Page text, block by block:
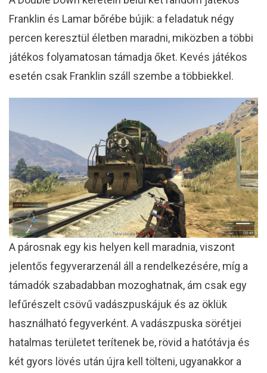
Franklin és Lamar bőrébe bújik: a feladatuk négy
percen keresztül életben maradni, miközben a többi
játékos folyamatosan támadja őket. Kevés játékos
esetén csak Franklin száll szembe a többiekkel.
A párosnak egy kis helyen kell maradnia, viszont
jelentős fegyverarzenál áll a rendelkezésére, míg a
támadók szabadabban mozoghatnak, ám csak egy
lefűrészelt csövű vadászpuskájuk és az öklük
használható fegyverként. A vadászpuska sörétjei
hatalmas területet terítenek be, rövid a hatótávja és
két gyors lövés után újra kell tölteni, ugyanakkor a